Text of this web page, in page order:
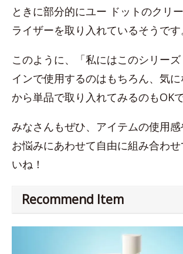
ときに部分的にユー ドットのクリ
ライザーを取り入れているそうです
このように、「私にはこのシリー
インで使用するのはもちろん、気
から単品で取り入れてみるのもOKで
みなさんもぜひ、アイテムの使用感
お悩みにあわせて自由に組み合わせ
いね！
Recommend Item